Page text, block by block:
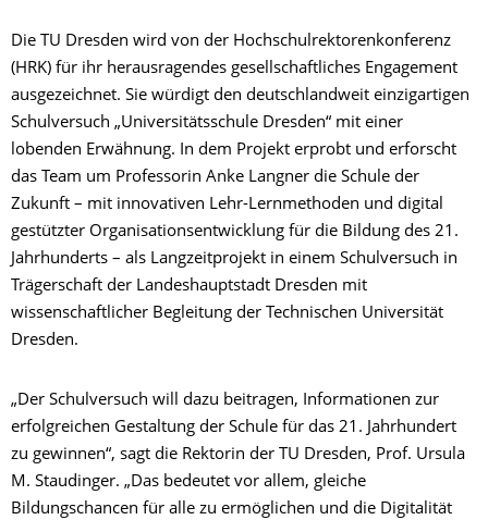
Die TU Dresden wird von der Hochschulrektorenkonferenz
(HRK) für ihr herausragendes gesellschaftliches Engagement
ausgezeichnet. Sie würdigt den deutschlandweit einzigartigen
Schulversuch „Universitätsschule Dresden“ mit einer
lobenden Erwähnung. In dem Projekt erprobt und erforscht
das Team um Professorin Anke Langner die Schule der
Zukunft – mit innovativen Lehr-Lernmethoden und digital
gestützter Organisationsentwicklung für die Bildung des 21.
Jahrhunderts – als Langzeitprojekt in einem Schulversuch in
Trägerschaft der Landeshauptstadt Dresden mit
wissenschaftlicher Begleitung der Technischen Universität
Dresden.
„Der Schulversuch will dazu beitragen, Informationen zur
erfolgreichen Gestaltung der Schule für das 21. Jahrhundert
zu gewinnen“, sagt die Rektorin der TU Dresden, Prof. Ursula
M. Staudinger. „Das bedeutet vor allem, gleiche
Bildungschancen für alle zu ermöglichen und die Digitalität